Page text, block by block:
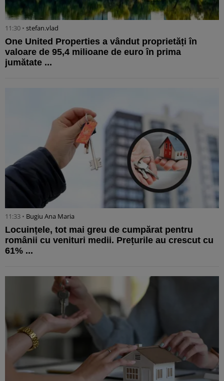
11:30 • stefan.vlad
One United Properties a vândut proprietăți în
valoare de 95,4 milioane de euro în prima
jumătate ...
11:33 • Bugiu ⁠Ana Maria
Locuințele, tot mai greu de cumpărat pentru
românii cu venituri medii. Prețurile au crescut cu
61% ...